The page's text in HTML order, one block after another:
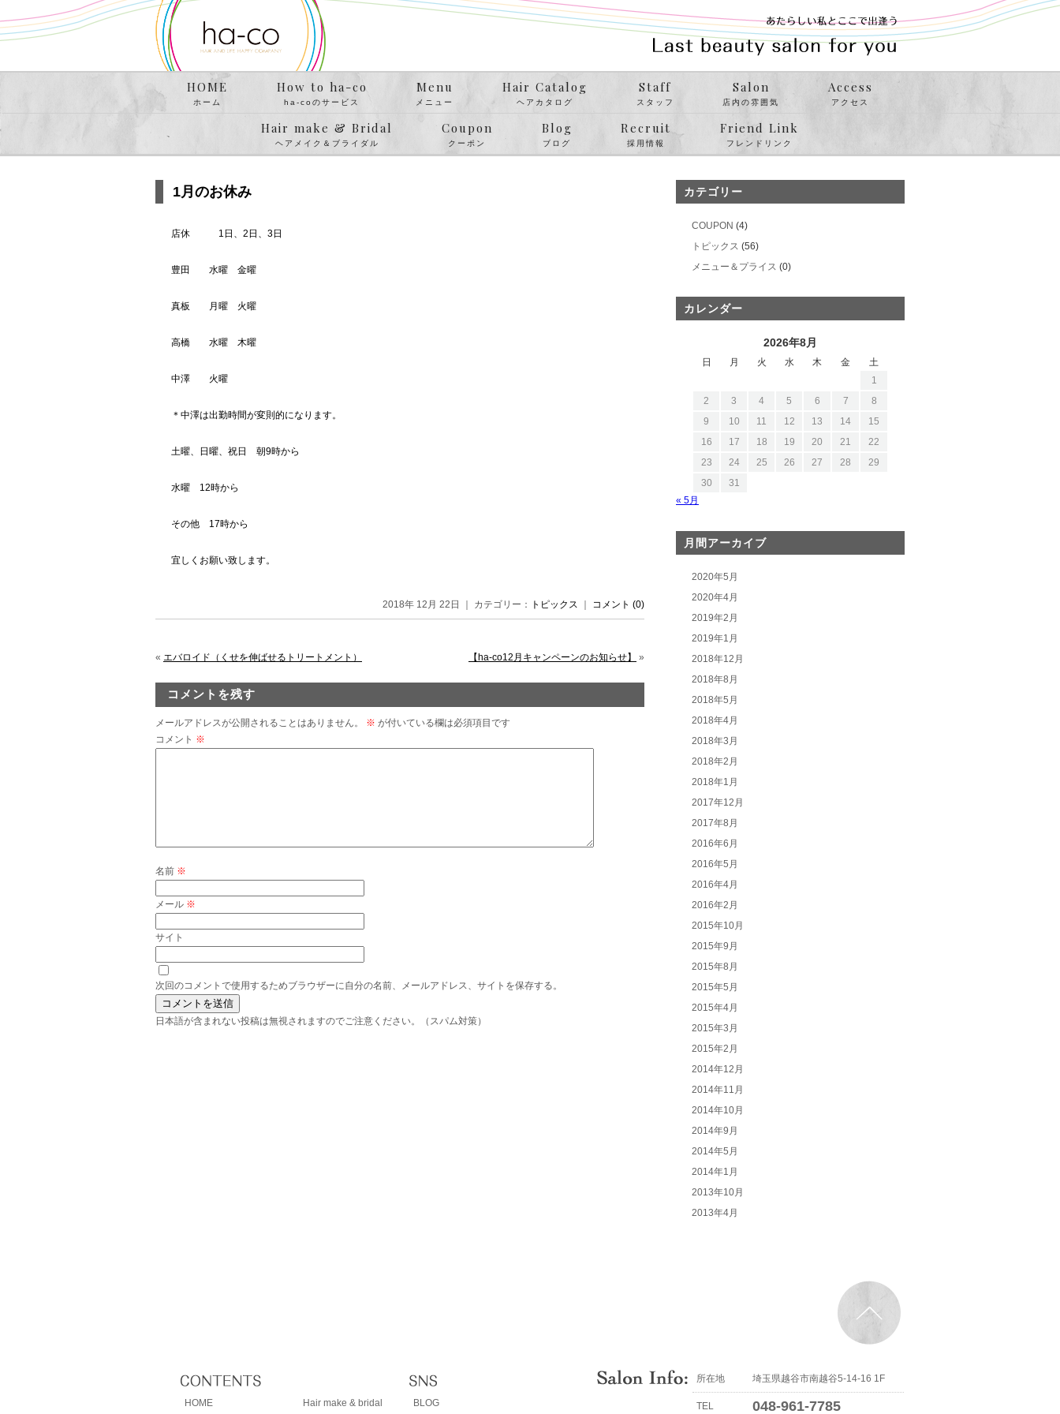
HOME
ホーム
How to ha-co
ha-coのサービス
Menu
メニュー
Hair Catalog
ヘアカタログ
Staff
スタッフ
Salon
店内の雰囲気
Access
アクセス
Hair make & Bridal
ヘアメイク＆ブライダル
Coupon
クーポン
Blog
ブログ
Recruit
採用情報
Friend Link
フレンドリンク
1月のお休み
店休 1日、2日、3日
豊田 水曜 金曜
真板 月曜 火曜
高橋 水曜 木曜
中澤 火曜
＊中澤は出勤時間が変則的になります。
土曜、日曜、祝日 朝9時から
水曜 12時から
その他 17時から
宜しくお願い致します。
2018年 12月 22日 ｜ カテゴリー： トピックス コメント (0)
« エバロイド（くせを伸ばせるトリートメント） 【ha-co12月キャンペーンのお知らせ】 »
コメントを残す
メールアドレスが公開されることはありません。 ※ が付いている欄は必須項目です
コメント ※
名前 ※
メール ※
サイト
次回のコメントで使用するためブラウザーに自分の名前、メールアドレス、サイトを保存する。
日本語が含まれない投稿は無視されますのでご注意ください。（スパム対策）
カテゴリー
COUPON (4)
トピックス (56)
メニュー＆プライス (0)
カレンダー
2026年8月
日 月 火 水 木 金
土
1
2
3 4 5 6 7
8
9
10 11 12 13 14
15
16
17 18 19 20 21
22
23
24 25 26 27 28
29
30
31
« 5月
月間アーカイブ
2020年5月
2020年4月
2019年2月
2019年1月
2018年12月
2018年8月
2018年5月
2018年4月
2018年3月
2018年2月
2018年1月
2017年12月
2017年8月
2016年6月
2016年5月
2016年4月
2016年2月
2015年10月
2015年9月
2015年8月
2015年5月
2015年4月
2015年3月
2015年2月
2014年12月
2014年11月
2014年10月
2014年9月
2014年5月
2014年1月
2013年10月
2013年4月
HOME Hair make & bridal BLOG
所在地 埼玉県越谷市南越谷5-14-16 1F
TEL 048-961-7785